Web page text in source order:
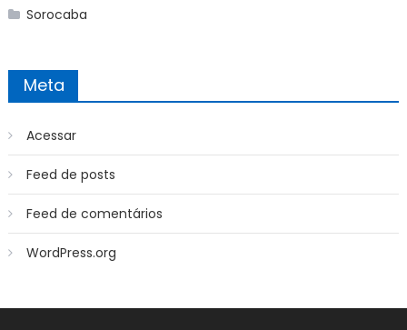
Sorocaba
Meta
Acessar
Feed de posts
Feed de comentários
WordPress.org